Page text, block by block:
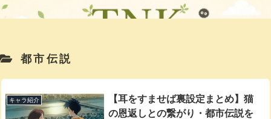
都市伝説
キャラ紹介
【耳をすませば裏設定まとめ】猫
の恩返しとの繋がり・都市伝説を